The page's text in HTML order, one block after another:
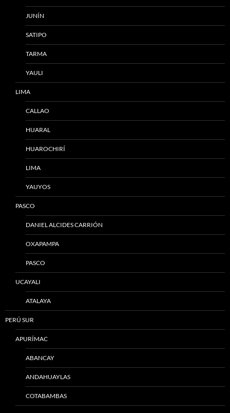
JUNÍN
SATIPO
TARMA
YAULI
LIMA
CALLAO
HUARAL
HUAROCHIRÍ
LIMA
YAUYOS
PASCO
DANIEL ALCIDES CARRIÓN
OXAPAMPA
PASCO
UCAYALI
ATALAYA
PERÚ SUR
APURÍMAC
ABANCAY
ANDAHUAYLAS
COTABAMBAS